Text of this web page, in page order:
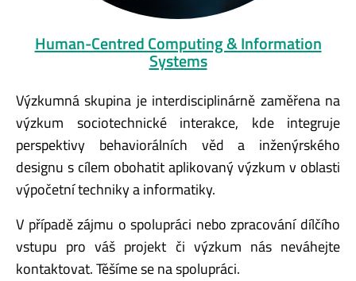
Human-Centred Computing & Information
Systems
Výzkumná skupina je interdisciplinárně zaměřena na
výzkum sociotechnické interakce, kde integruje
perspektivy behaviorálních věd a inženýrského
designu s cílem obohatit aplikovaný výzkum v oblasti
výpočetní techniky a informatiky.
V případě zájmu o spolupráci nebo zpracování dílčího
vstupu pro váš projekt či výzkum nás neváhejte
kontaktovat. Těšíme se na spolupráci.